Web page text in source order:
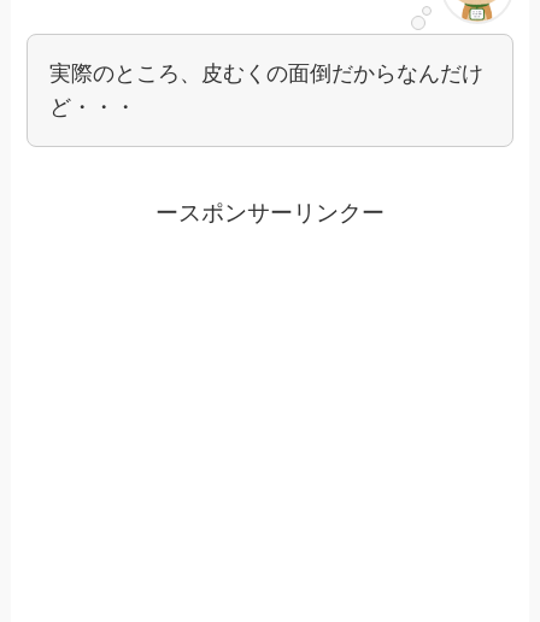
実際のところ、皮むくの面倒だからなんだけ
ど・・・
ースポンサーリンクー